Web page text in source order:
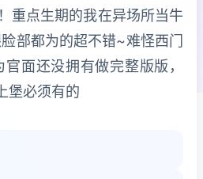
重点生期的我在异场所当牛
部都为的超不错~难怪西门
面还没拥有做完整版版，
堡必须有的